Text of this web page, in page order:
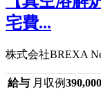
宅費...
株式会社BREXA
給与 月収例390,000